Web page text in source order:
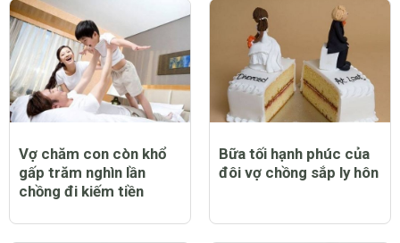
Bảo vệ sức khỏe trước
COVID 19 theo khuyến
cáo mới nhất của WHO
Tình yêu công sở tại
sao dễ nảy nở và phổ
biến?